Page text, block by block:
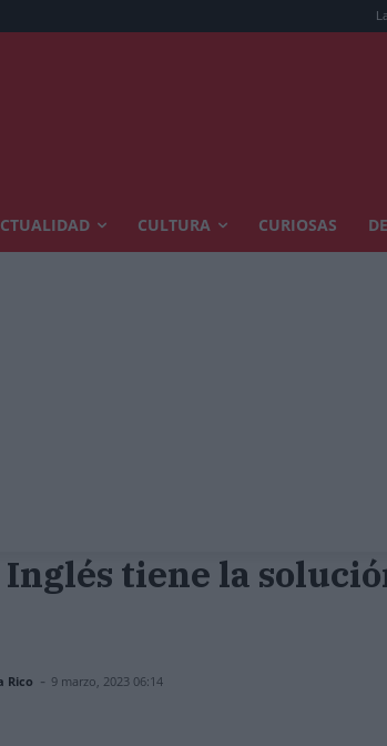
La opción
CULTURA CURIOSAS
tiene la
Rico - 9 marzo, 2023 06:14